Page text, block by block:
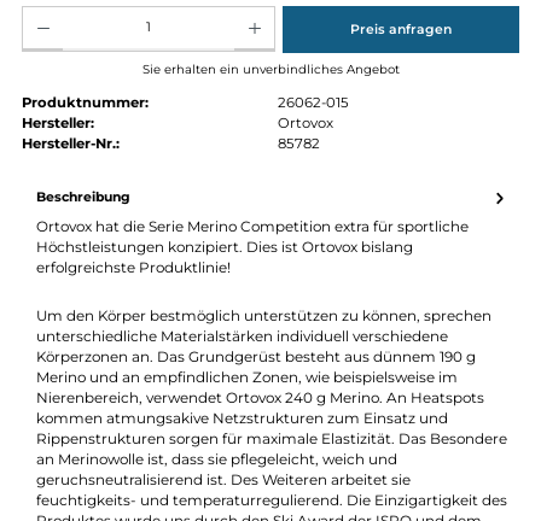
Größe auswählen
S XL XXL
Produkt Anzahl: Gib den gewünschten Wert ein oder benutze die Schaltflächen um die
Produktnummer:
Hersteller:
Ortovox
Hersteller-Nr.:
85782
Beschreibung
Ortovox hat die Serie Merino Competition extra für sportliche
Höchstleistungen konzipiert. Dies ist Ortovox bislang
erfolgreichste Produktlinie!
Um den Körper bestmöglich unterstützen zu können,
unterschiedliche Materialstärken individuell verschiedene
Körperzonen an. Das Grundgerüst besteht aus dünnem 190 g
Merino und an empfindlichen Zonen, wie beispielsweise im